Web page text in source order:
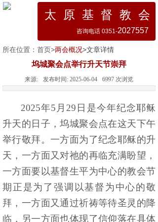
太 原 基 督 教 会
咨询电话 0351-2027557
所在位置： 首页>两会概况>文章详情
坞城聚会点举行升天节崇拜
来源: 发布时间: 2025-06-04 6997 次浏览
2025年5月29日是今年纪念耶稣
升天的日子，坞城聚会点在这天下午
举行敬拜。一方面为了纪念耶稣的升
天，一方面又对祂的再临充满盼望，
一方面要 以基督生平为中心的教会节
期正是为了强调以基督为中心的敬
拜，一方面又通过祈祷等待圣灵的降
临，另一方面也体现了信仰落在具体